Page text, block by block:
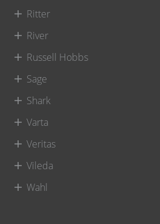
Ritter
River
Russell Hobbs
Sage
Shark
Varta
Veritas
Vileda
Wahl